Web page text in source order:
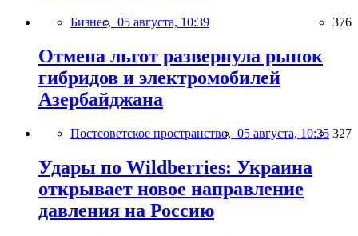
Бизнес, 05 августа, 10:39 376
Отмена льгот развернула рынок
гибридов и электромобилей
Азербайджана
Постсоветское пространство, 05 августа, 10:35 327
Удары по Wildberries: Украина
открывает новое направление
давления на Россию